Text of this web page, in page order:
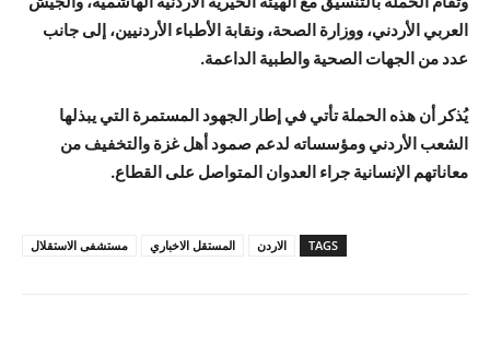
العربي الأردني، ووزارة الصحة، ونقابة الأطباء الأردنيين، إلى جانب
عدد من الجهات الصحية والطبية الداعمة.
يُذكر أن هذه الحملة تأتي في إطار الجهود المستمرة التي يبذلها
الشعب الأردني ومؤسساته لدعم صمود أهل غزة والتخفيف من
معاناتهم الإنسانية جراء العدوان المتواصل على القطاع.
TAGS الاردن المستقل الاخباري مستشفى الاستقلال